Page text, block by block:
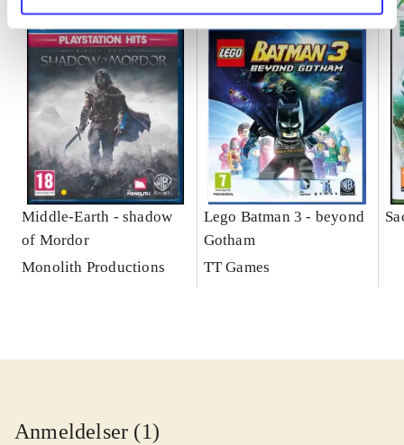
Middle-Earth - shadow
of Mordor
Monolith Productions
Lego Batman 3 - beyond
Gotham
TT Games
Anmeldelser (1)